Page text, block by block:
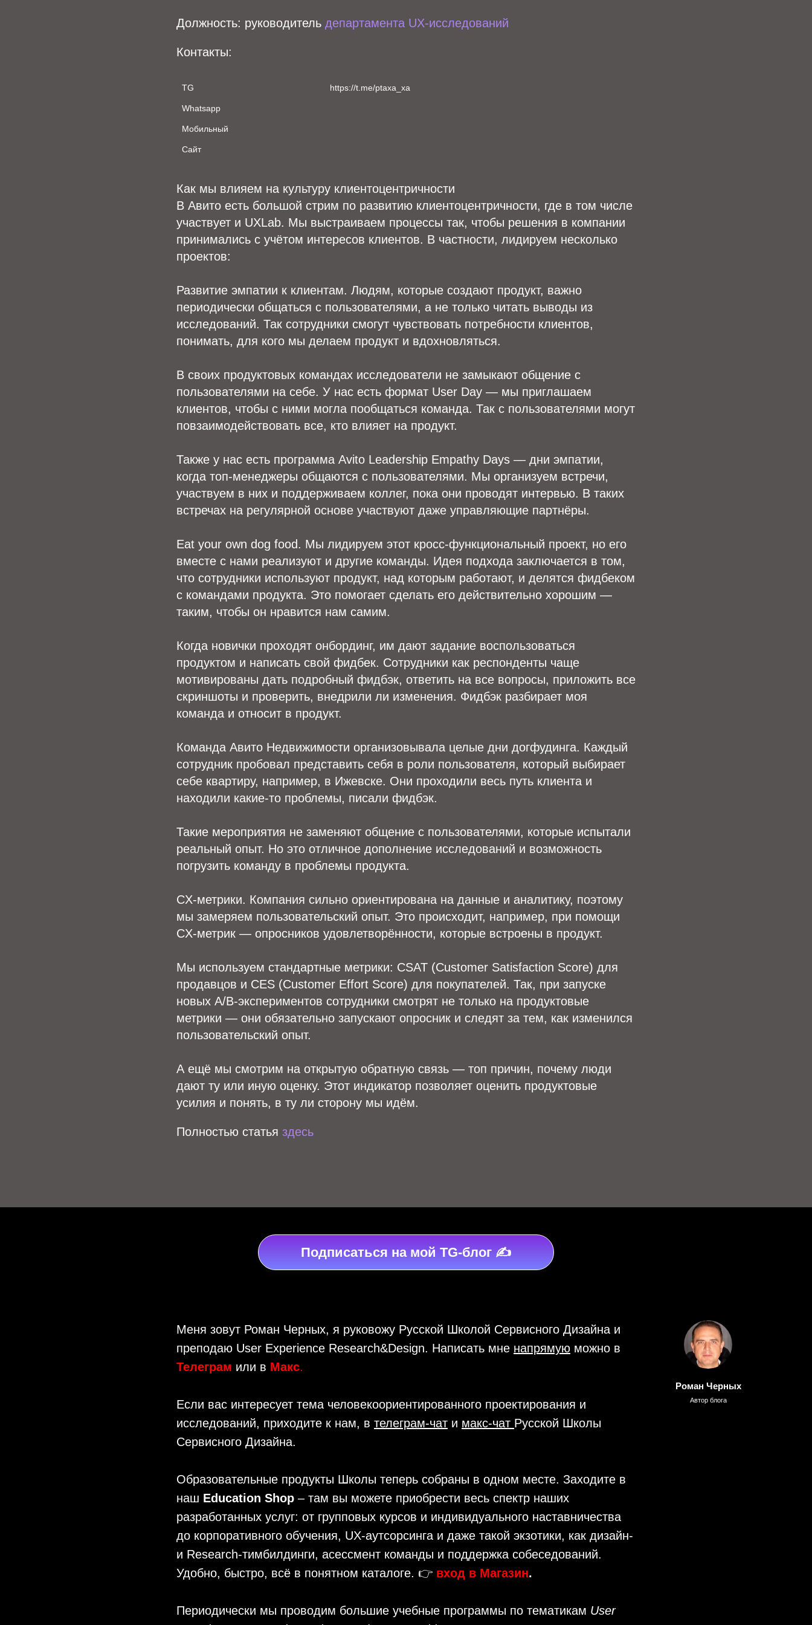
Должность: руководитель департамента UX-исследований
Контакты:
TG https://t.me/ptaxa_xa
Whatsapp
Мобильный
Сайт
Как мы влияем на культуру клиентоцентричности
В Авито есть большой стрим по развитию клиентоцентричности, где в том числе
участвует и UXLab. Мы выстраиваем процессы так, чтобы решения в компании
принимались с учётом интересов клиентов. В частности, лидируем несколько
проектов:
Развитие эмпатии к клиентам. Людям, которые создают продукт, важно
периодически общаться с пользователями, а не только читать выводы из
исследований. Так сотрудники смогут чувствовать потребности клиентов,
понимать, для кого мы делаем продукт и вдохновляться.
В своих продуктовых командах исследователи не замыкают общение с
пользователями на себе. У нас есть формат User Day — мы приглашаем
клиентов, чтобы с ними могла пообщаться команда. Так с пользователями могут
повзаимодействовать все, кто влияет на продукт.
Также у нас есть программа Avito Leadership Empathy Days — дни эмпатии,
когда топ-менеджеры общаются с пользователями. Мы организуем встречи,
участвуем в них и поддерживаем коллег, пока они проводят интервью. В таких
встречах на регулярной основе участвуют даже управляющие партнёры.
Eat your own dog food. Мы лидируем этот кросс-функциональный проект, но его
вместе с нами реализуют и другие команды. Идея подхода заключается в том,
что сотрудники используют продукт, над которым работают, и делятся фидбеком
с командами продукта. Это помогает сделать его действительно хорошим —
таким, чтобы он нравится нам самим.
Когда новички проходят онбординг, им дают задание воспользоваться
продуктом и написать свой фидбек. Сотрудники как респонденты чаще
мотивированы дать подробный фидбэк, ответить на все вопросы, приложить все
скриншоты и проверить, внедрили ли изменения. Фидбэк разбирает моя
команда и относит в продукт.
Команда Авито Недвижимости организовывала целые дни догфудинга. Каждый
сотрудник пробовал представить себя в роли пользователя, который выбирает
себе квартиру, например, в Ижевске. Они проходили весь путь клиента и
находили какие-то проблемы, писали фидбэк.
Такие мероприятия не заменяют общение с пользователями, которые испытали
реальный опыт. Но это отличное дополнение исследований и возможность
погрузить команду в проблемы продукта.
CX-метрики. Компания сильно ориентирована на данные и аналитику, поэтому
мы замеряем пользовательский опыт. Это происходит, например, при помощи
CX-метрик — опросников удовлетворённости, которые встроены в продукт.
Мы используем стандартные метрики: CSAT (Customer Satisfaction Score) для
продавцов и CES (Customer Effort Score) для покупателей. Так, при запуске
новых A/B-экспериментов сотрудники смотрят не только на продуктовые
метрики — они обязательно запускают опросник и следят за тем, как изменился
пользовательский опыт.
А ещё мы смотрим на открытую обратную связь — топ причин, почему люди
дают ту или иную оценку. Этот индикатор позволяет оценить продуктовые
усилия и понять, в ту ли сторону мы идём.
Полностью статья здесь
Подписаться на мой TG-блог ✍️
Меня зовут Роман Черных, я руковожу Русской Школой Сервисного Дизайна и
преподаю User Experience Research&Design. Написать мне напрямую можно в
Телеграм или в Макс.
Если вас интересует тема человекоориентированного проектирования и
исследований, приходите к нам, в телеграм-чат и макс-чат Русской Школы
Сервисного Дизайна.
Образовательные продукты Школы теперь собраны в одном месте. Заходите в
наш Education Shop – там вы можете приобрести весь спектр наших
разработанных услуг: от групповых курсов и индивидуального наставничества
до корпоративного обучения, UX-аутсорсинга и даже такой экзотики, как дизайн-
и Research-тимбилдинги, асессмент команды и поддержка собеседований.
Удобно, быстро, всё в понятном каталоге. 👉 вход в Магазин.
Периодически мы проводим большие учебные программы по тематикам User
Роман Черных
Автор блога